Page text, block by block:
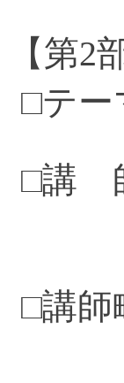
【第2
□テー
□講
不
□講師